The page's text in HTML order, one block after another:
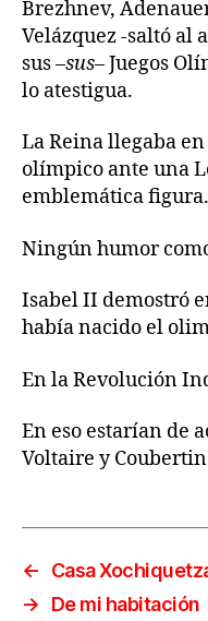
Brezhnev,
Velázquez -saltó al
sus –sus– Juegos
lo atestigua.
La Reina llegaba
olímpico ante una
emblemática figura.
Ningún humor
Isabel II demostró
había nacido el
En la Revolución
En eso estarían de
Voltaire y
←
Casa
→
De mi habitación